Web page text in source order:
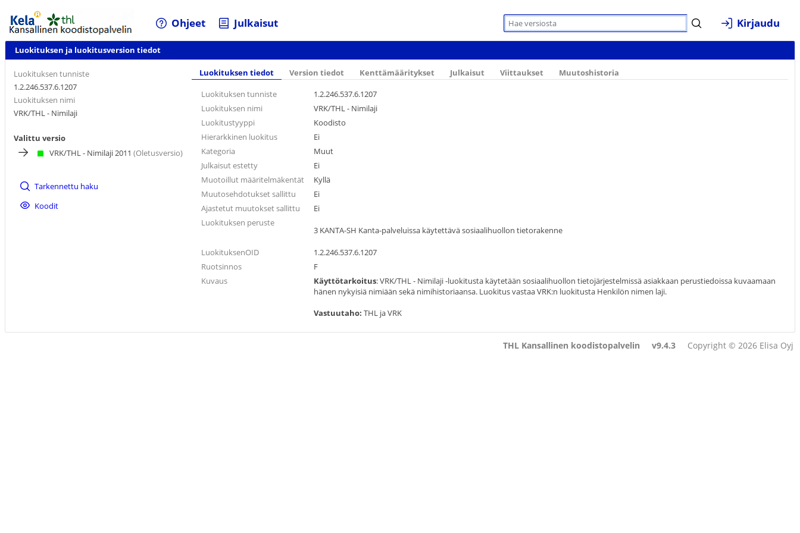
Ohjeet Julkaisut Kirjaudu
Luokituksen ja luokitusversion tiedot
Luokituksen tunniste
1.2.246.537.6.1207
Luokituksen nimi
VRK/THL - Nimilaji
Valittu versio
VRK/THL - Nimilaji 2011 (Oletusversio)
Tarkennettu haku
Koodit
Luokituksen tiedot Version tiedot Kenttämääritykset Julkaisut Viittaukset Muutoshistoria
Luokituksen tunniste
1.2.246.537.6.1207
Luokituksen nimi
VRK/THL - Nimilaji
Luokitustyyppi
Koodisto
Hierarkkinen luokitus
Ei
Kategoria
Muut
Julkaisut estetty
Ei
Muotoillut määritelmäkentät
Kyllä
Muutosehdotukset sallittu
Ei
Ajastetut muutokset sallittu
Ei
Luokituksen peruste
3 KANTA-SH Kanta-palveluissa käytettävä sosiaalihuollon tietorakenne
LuokituksenOID
1.2.246.537.6.1207
Ruotsinnos
F
Kuvaus
Käyttötarkoitus: VRK/THL - Nimilaji -luokitusta käytetään sosiaalihuollon tietojärjestelmissä asiakkaan perustiedoissa kuvaamaan
hänen nykyisiä nimiään sekä nimihistoriaansa. Luokitus vastaa VRK:n luokitusta Henkilön nimen laji.
Vastuutaho: THL ja VRK
THL Kansallinen koodistopalvelin v9.4.3 Copyright © 2026 Elisa Oyj